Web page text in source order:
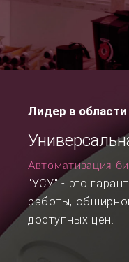
Лидер в
Автоматизация
"УСУ" - это
работы,
доступных цен.